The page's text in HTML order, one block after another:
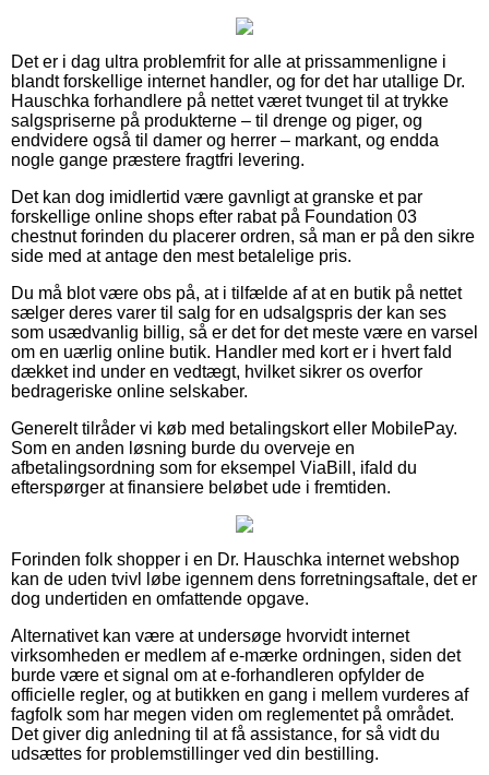
Det er i dag ultra problemfrit for alle at prissammenligne i
blandt forskellige internet handler, og for det har utallige Dr.
Hauschka forhandlere på nettet været tvunget til at trykke
salgspriserne på produkterne – til drenge og piger, og
endvidere også til damer og herrer – markant, og endda
nogle gange præstere fragtfri levering.
Det kan dog imidlertid være gavnligt at granske et par
forskellige online shops efter rabat på Foundation 03
chestnut forinden du placerer ordren, så man er på den sikre
side med at antage den mest betalelige pris.
Du må blot være obs på, at i tilfælde af at en butik på nettet
sælger deres varer til salg for en udsalgspris der kan ses
som usædvanlig billig, så er det for det meste være en varsel
om en uærlig online butik. Handler med kort er i hvert fald
dækket ind under en vedtægt, hvilket sikrer os overfor
bedrageriske online selskaber.
Generelt tilråder vi køb med betalingskort eller MobilePay.
Som en anden løsning burde du overveje en
afbetalingsordning som for eksempel ViaBill, ifald du
efterspørger at finansiere beløbet ude i fremtiden.
Forinden folk shopper i en Dr. Hauschka internet webshop
kan de uden tvivl løbe igennem dens forretningsaftale, det er
dog undertiden en omfattende opgave.
Alternativet kan være at undersøge hvorvidt internet
virksomheden er medlem af e-mærke ordningen, siden det
burde være et signal om at e-forhandleren opfylder de
officielle regler, og at butikken en gang i mellem vurderes af
fagfolk som har megen viden om reglementet på området.
Det giver dig anledning til at få assistance, for så vidt du
udsættes for problemstillinger ved din bestilling.